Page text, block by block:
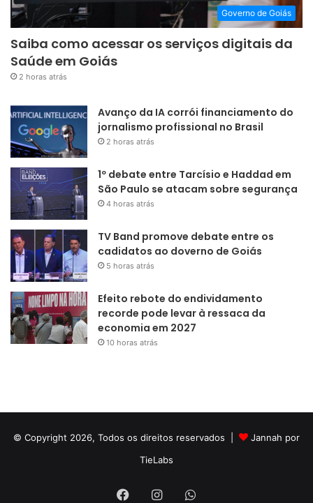
Governo de Goiás
Saiba como acessar os serviços digitais da
Saúde em Goiás
2 horas atrás
Avanço da IA corrói financiamento do
jornalismo profissional no Brasil
2 horas atrás
1º debate entre Tarcísio e Haddad em
São Paulo se atacam sobre segurança
4 horas atrás
TV Band promove debate entre os
cadidatos ao doverno de Goiás
5 horas atrás
Efeito rebote do endividamento
recorde pode levar à ressaca da
economia em 2027
10 horas atrás
© Copyright 2026, Todos os direitos reservados |
Jannah por
TieLabs
FacebookInstagramWhatsApp